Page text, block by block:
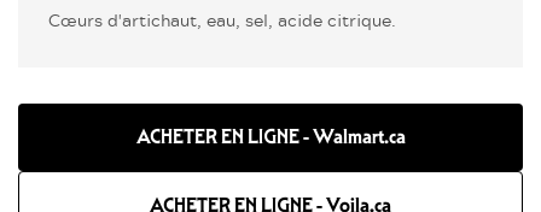
Cœurs d'artichaut, eau, sel, acide citrique.
ACHETER EN LIGNE - Walmart.ca
ACHETER EN LIGNE - Voila.ca